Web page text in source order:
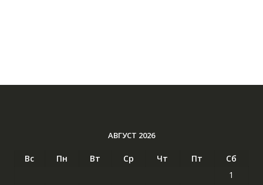
АВГУСТ 2026
Вс Пн Вт Ср Чт Пт
Сб
1